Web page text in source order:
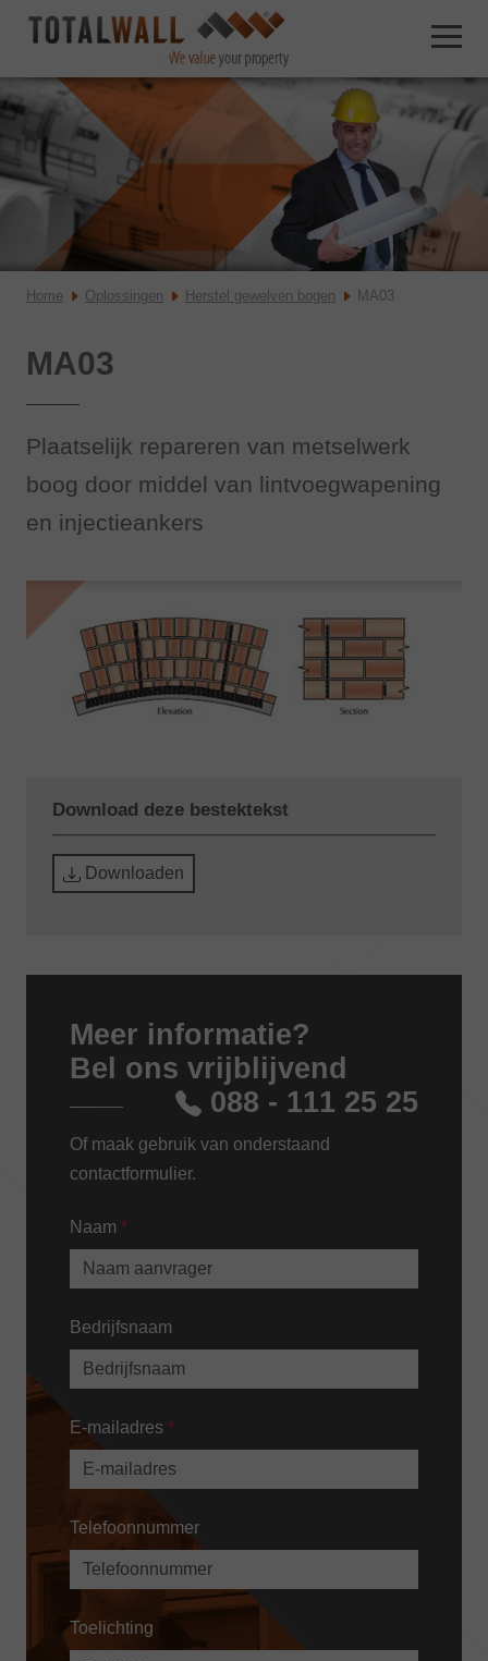
Home Oplossingen Herstel gewelven bogen MA03
MA03
Plaatselijk repareren van metselwerk
boog door middel van lintvoegwapening
en injectieankers
Download deze bestektekst
Downloaden
Meer informatie?
Bel ons vrijblijvend
088 - 111 25 25
Of maak gebruik van onderstaand
contactformulier.
Naam *
Bedrijfsnaam
E-mailadres *
Telefoonnummer
Toelichting